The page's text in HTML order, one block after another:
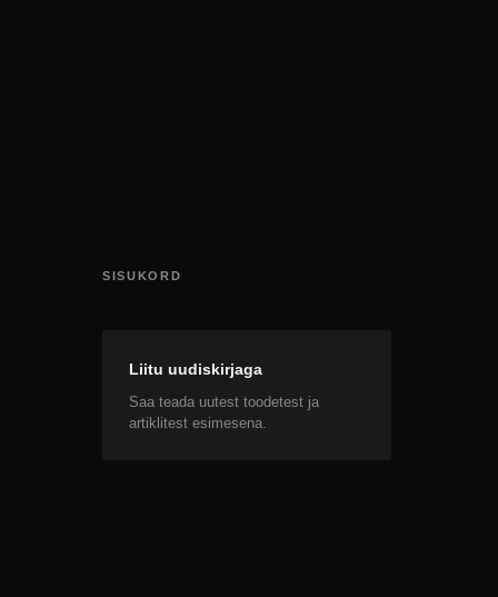
SISUKORD
Liitu uudiskirjaga
Saa teada uutest toodetest ja
artiklitest esimesena.